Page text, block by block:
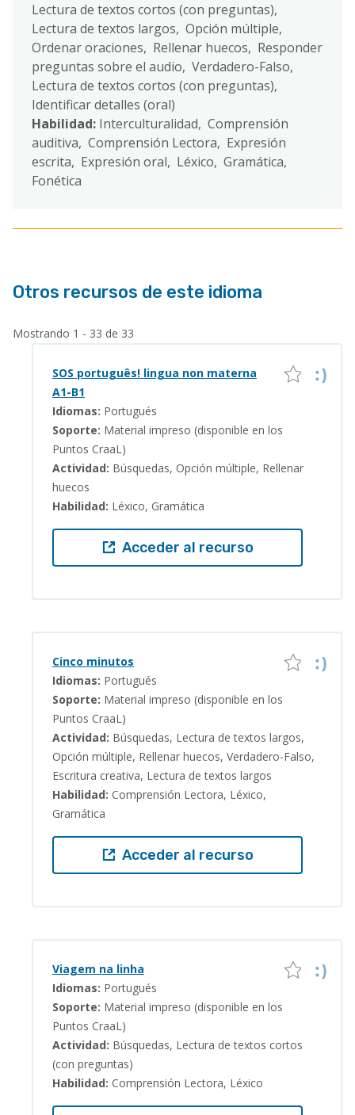
Lectura de textos cortos (con preguntas),
Lectura de textos largos, Opción múltiple,
Ordenar oraciones, Rellenar huecos, Responder
preguntas sobre el audio, Verdadero-Falso,
Lectura de textos cortos (con preguntas),
Identificar detalles (oral)
Habilidad: Interculturalidad, Comprensión
auditiva, Comprensión Lectora, Expresión
escrita, Expresión oral, Léxico, Gramática,
Fonética
Otros recursos de este idioma
Mostrando 1 - 33 de 33
SOS português! lingua non materna
A1-B1
Idiomas: Portugués
Soporte: Material impreso (disponible en los
Puntos CraaL)
Actividad: Búsquedas, Opción múltiple, Rellenar
huecos
Habilidad: Léxico, Gramática
Acceder al recurso
Cinco minutos
Idiomas: Portugués
Soporte: Material impreso (disponible en los
Puntos CraaL)
Actividad: Búsquedas, Lectura de textos largos,
Opción múltiple, Rellenar huecos, Verdadero-Falso,
Escritura creativa, Lectura de textos largos
Habilidad: Comprensión Lectora, Léxico,
Gramática
Acceder al recurso
Viagem na linha
Idiomas: Portugués
Soporte: Material impreso (disponible en los
Puntos CraaL)
Actividad: Búsquedas, Lectura de textos cortos
(con preguntas)
Habilidad: Comprensión Lectora, Léxico